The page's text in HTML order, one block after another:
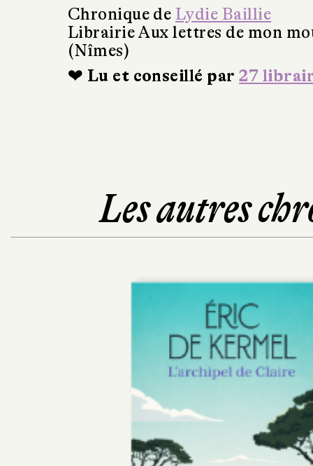
Chronique de Lydie Baillie
Librairie Aux lettres de mon
(Nîmes)
❤ Lu et conseillé par27
Les autres